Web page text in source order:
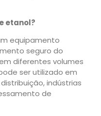
etanol?
equipamento
seguro do
diferentes volumes
ser utilizado em
indústrias
de